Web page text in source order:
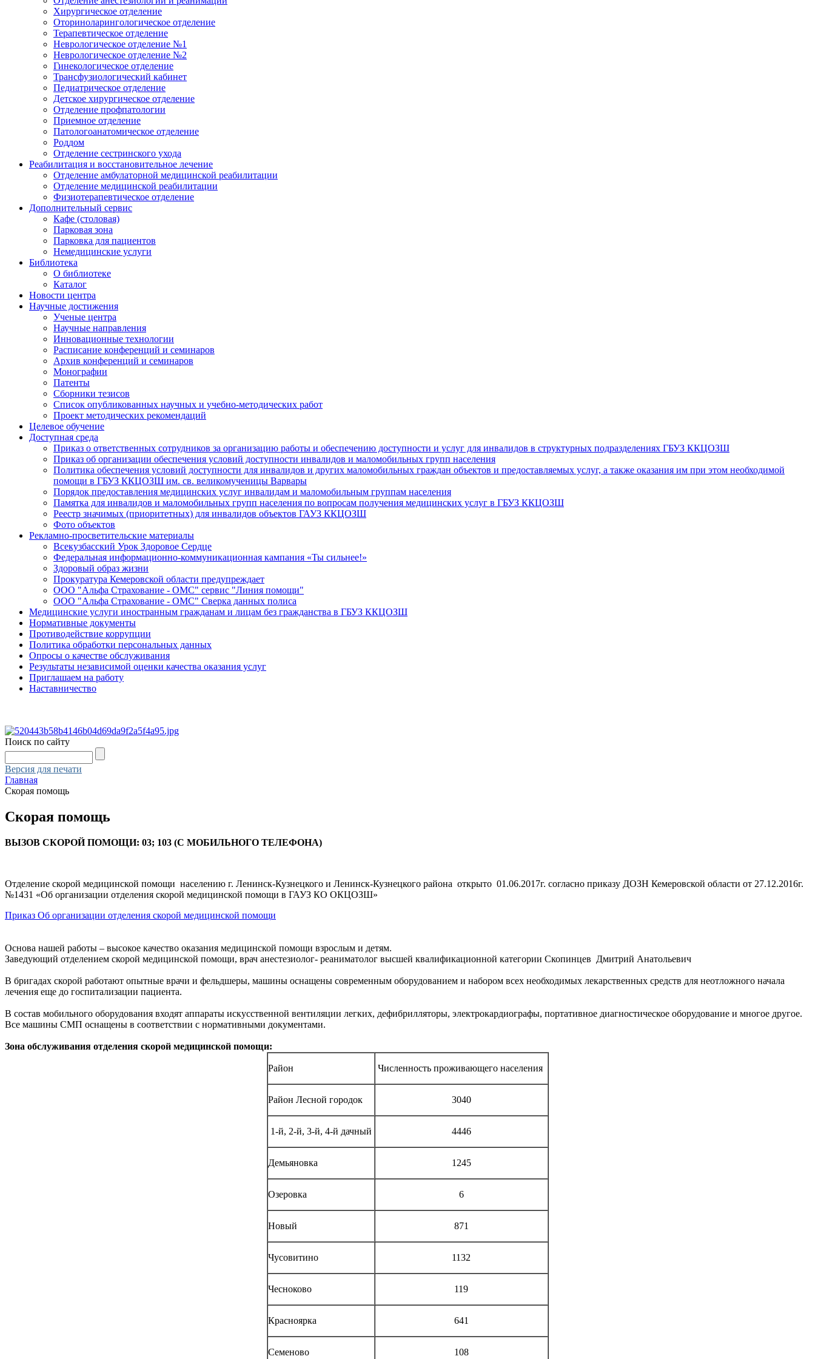
Хирургическое отделение
Оториноларингологическое отделение
Терапевтическое отделение
Неврологическое отделение №1
Неврологическое отделение №2
Гинекологическое отделение
Трансфузиологический кабинет
Педиатрическое отделение
Детское хирургическое отделение
Отделение профпатологии
Приемное отделение
Патологоанатомическое отделение
Роддом
Отделение сестринского ухода
Реабилитация и восстановительное лечение
Отделение амбулаторной медицинской реабилитации
Отделение медицинской реабилитации
Физиотерапевтическое отделение
Дополнительный сервис
Кафе (столовая)
Парковая зона
Парковка для пациентов
Немедицинские услуги
Библиотека
О библиотеке
Каталог
Новости центра
Научные достижения
Ученые центра
Научные направления
Инновационные технологии
Расписание конференций и семинаров
Архив конференций и семинаров
Монографии
Патенты
Сборники тезисов
Список опубликованных научных и учебно-методических работ
Проект методических рекомендаций
Целевое обучение
Доступная среда
Приказ о ответственных сотрудников за организацию работы и обеспечению доступности и услуг для инвалидов в структурных подразделениях ГБУЗ ККЦОЗШ
Приказ об организации обеспечения условий доступности инвалидов и маломобильных групп населения
Политика обеспечения условий доступности для инвалидов и других маломобильных граждан объектов и предоставляемых услуг, а также оказания им при этом необходимой
помощи в ГБУЗ ККЦОЗШ им. св. великомученицы Варвары
Порядок предоставления медицинских услуг инвалидам и маломобильным группам населения
Памятка для инвалидов и маломобильных групп населения по вопросам получения медицинских услуг в ГБУЗ ККЦОЗШ
Реестр значимых (приоритетных) для инвалидов объектов ГАУЗ ККЦОЗШ
Фото объектов
Рекламно-просветительские материалы
Всекузбасский Урок Здоровое Сердце
Федеральная информационно-коммуникационная кампания «Ты сильнее!»
Здоровый образ жизни
Прокуратура Кемеровской области предупреждает
ООО "Альфа Страхование - ОМС" сервис "Линия помощи"
ООО "Альфа Страхование - ОМС" Сверка данных полиса
Медицинские услуги иностранным гражданам и лицам без гражданства в ГБУЗ ККЦОЗШ
Нормативные документы
Противодействие коррупции
Политика обработки персональных данных
Опросы о качестве обслуживания
Результаты независимой оценки качества оказания услуг
Приглашаем на работу
Наставничество
Поиск по сайту
Версия для печати
Главная
Скорая помощь
Скорая помощь
ВЫЗОВ СКОРОЙ ПОМОЩИ: 03; 103 (С МОБИЛЬНОГО ТЕЛЕФОНА)
Отделение скорой медицинской помощи населению г. Ленинск-Кузнецкого и Ленинск-Кузнецкого района открыто 01.06.2017г. согласно приказу ДОЗН Кемеровской области от 27.12.2016г.
№1431 «Об организации отделения скорой медицинской помощи в ГАУЗ КО ОКЦОЗШ»
Приказ Об организации отделения скорой медицинской помощи
Основа нашей работы – высокое качество оказания медицинской помощи взрослым и детям.
Заведующий отделением скорой медицинской помощи, врач анестезиолог- реаниматолог высшей квалификационной категории Скопинцев Дмитрий Анатольевич
В бригадах скорой работают опытные врачи и фельдшеры, машины оснащены современным оборудованием и набором всех необходимых лекарственных средств для неотложного начала
лечения еще до госпитализации пациента.
В состав мобильного оборудования входят аппараты искусственной вентиляции легких, дефибрилляторы, электрокардиографы, портативное диагностическое оборудование и многое другое.
Все машины СМП оснащены в соответствии с нормативными документами.
Зона обслуживания отделения скорой медицинской помощи:
Район Численность проживающего населения
Район Лесной городок 3040
1-й, 2-й, 3-й, 4-й дачный 4446
Демьяновка 1245
Озеровка 6
Новый 871
Чусовитино 1132
Чесноково 119
Красноярка 641
Семеново 108